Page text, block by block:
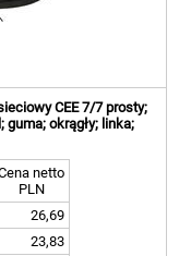
CEE 7/7 prosty;
guma; okrągły; linka;
netto
PLN
26,69
23,83